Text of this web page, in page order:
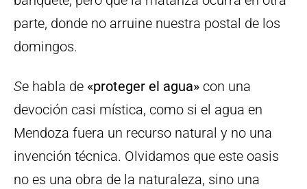
parte, donde no arruine nuestra postal de los
domingos.
Se habla de «proteger el agua» con una
devoción casi mística, como si el agua en
Mendoza fuera un recurso natural y no una
invención técnica. Olvidamos que este oasis
no es una obra de la naturaleza, sino una